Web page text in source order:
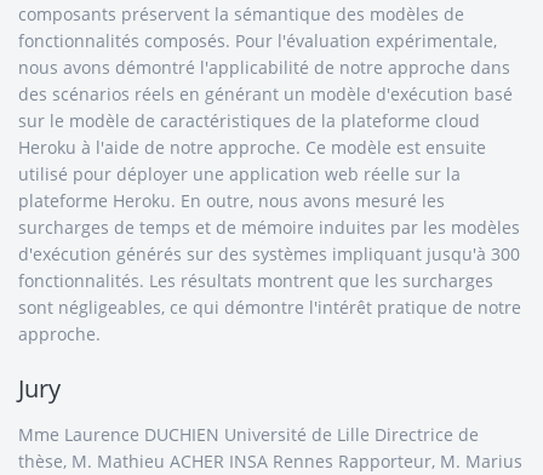
composants préservent la sémantique des modèles de
fonctionnalités composés. Pour l'évaluation expérimentale,
nous avons démontré l'applicabilité de notre approche dans
des scénarios réels en générant un modèle d'exécution basé
sur le modèle de caractéristiques de la plateforme cloud
Heroku à l'aide de notre approche. Ce modèle est ensuite
utilisé pour déployer une application web réelle sur la
plateforme Heroku. En outre, nous avons mesuré les
surcharges de temps et de mémoire induites par les modèles
d'exécution générés sur des systèmes impliquant jusqu'à 300
fonctionnalités. Les résultats montrent que les surcharges
sont négligeables, ce qui démontre l'intérêt pratique de notre
approche.
Jury
Mme Laurence DUCHIEN Université de Lille Directrice de
thèse, M. Mathieu ACHER INSA Rennes Rapporteur, M. Marius